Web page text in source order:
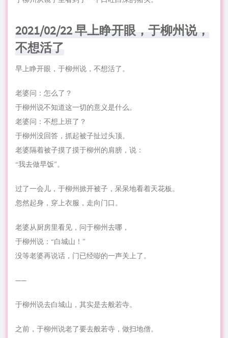
2021/02/22 早上睁开眼，于柳州说，
不想活了
早上睁开眼，于柳州说，不想活了。
老婆问：怎么了？
于柳州说不知道这一切的意义是什么。
老婆问：不想上班了？
于柳州没回答，抓起被子扯过头顶。
老婆隔着被子摸了摸于柳州的肩膀，说：
“我去做早饭”。
过了一会儿，于柳州掀开被子，呆呆地看着天花板。
忽然起身，穿上衣服，走向门口。
老婆从厨房里看见，问于柳州去哪，
于柳州说：“白城山！”
没等老婆再说话，门已经嘭的一声关上了。
——
于柳州说去白城山，其实是去般若寺。
之前，于柳州说老了要去般若寺，做扫地僧。